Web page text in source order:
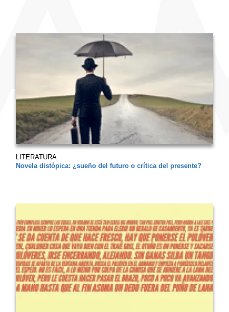
LITERATURA
Novela distópica: ¿sueño del futuro o crítica del presente?